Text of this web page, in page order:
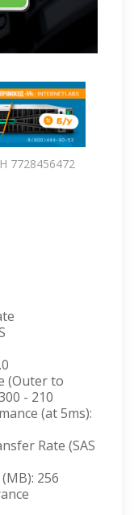
7728456472
(Outer to
- 210
(at 5ms):
Rate (SAS
256